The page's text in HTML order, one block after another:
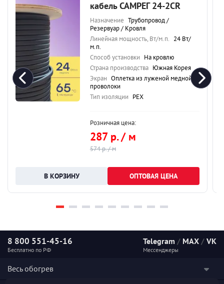
кабель САМРЕГ 24-2CR
Назначение Трубопровод /
Резервуар / Кровля
Линейная мощность, Вт/м.п. 24 Вт/
м.п.
Способ установки На кровлю
Страна производства Южная Корея
Экран Оплетка из луженой медной
проволоки
Тип изоляции PEX
Розничная цена:
287 р. / м
574 р. / м
ОПТОВАЯ ЦЕНА
8 800 551-45-16
Бесплатно по РФ
Telegram / MAX / VK
Мессенджеры
Весь обогрев